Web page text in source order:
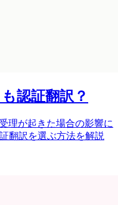
認証翻訳？
理が起きた場合の影響に
翻訳を選ぶ方法を解説